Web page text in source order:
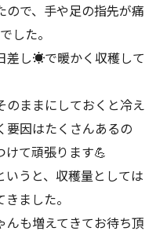
ので、手や足の指先が痛
した。
差し☀️で暖かく収穫して
のままにしておくと冷え
要因はたくさんあるの
けて頑張ります💪
いうと、収穫量としては
ました。
んも増えてきてお待ち頂